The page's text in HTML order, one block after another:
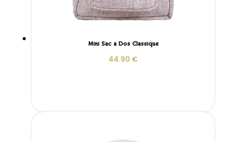
Mini Sac à Dos Classique
44.90 €